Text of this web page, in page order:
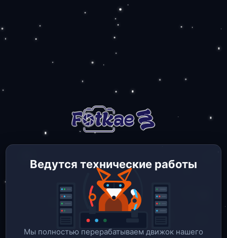
Ведутся технические работы
Мы полностью перерабатываем движок нашего